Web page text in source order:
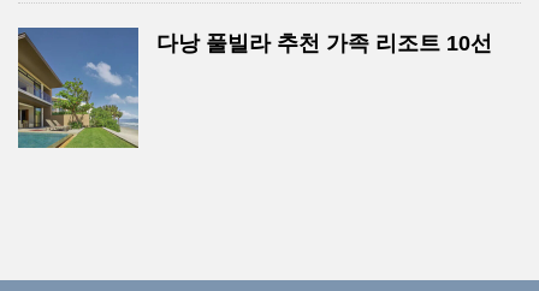
다낭 풀빌라 추천 가족 리조트 10선